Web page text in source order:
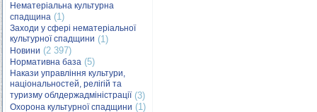
Нематеріальна культурна
спадщина (1)
Заходи у сфері нематеріальної
культурної спадщини (1)
Новини (2 397)
Нормативна база (5)
Накази управління культури,
національностей, релігій та
туризму облдержадміністрації(3)
Охорона культурної спадщини (1)